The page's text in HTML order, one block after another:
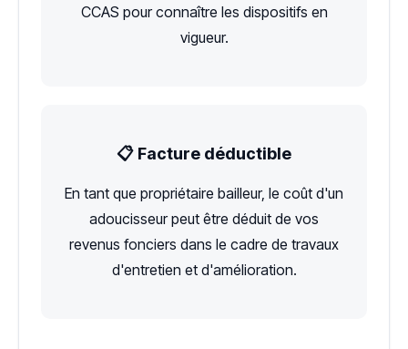
CCAS pour connaître les dispositifs en
vigueur.
📋 Facture déductible
En tant que propriétaire bailleur, le coût d'un
adoucisseur peut être déduit de vos
revenus fonciers dans le cadre de travaux
d'entretien et d'amélioration.